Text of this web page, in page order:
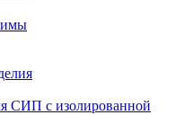
СИП с изолированной